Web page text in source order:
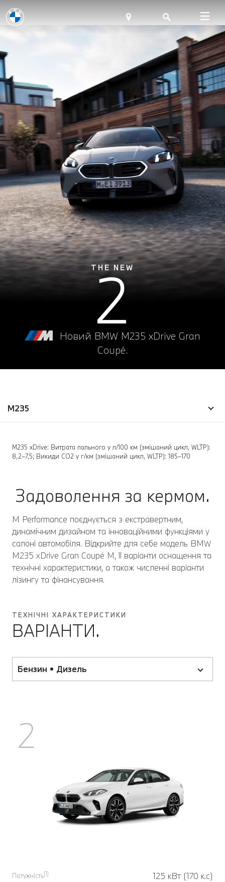
THE NEW
2
Новий BMW M235 xDrive Gran
Coupé.
M235
M235 xDrive: Витрата пального у л/100 км (змішаний цикл, WLTP):
8,2–7,5; Викиди CO2 у г/км (змішаний цикл, WLTP): 185–170
Задоволення за кермом.
M Performance поєднується з екстравертним,
динамічним дизайном та інноваційними функціями у
салоні автомобіля. Відкрийте для себе модель BMW
M235 xDrive Gran Coupé M, її варіанти оснащення та
технічні характеристики, а також численні варіанти
лізингу та фінансування.
ТЕХНІЧНІ ХАРАКТЕРИСТИКИ
ВАРІАНТИ.
Бензин • Дизель
2
Потужність[1] 125 кВт (170 к.с)